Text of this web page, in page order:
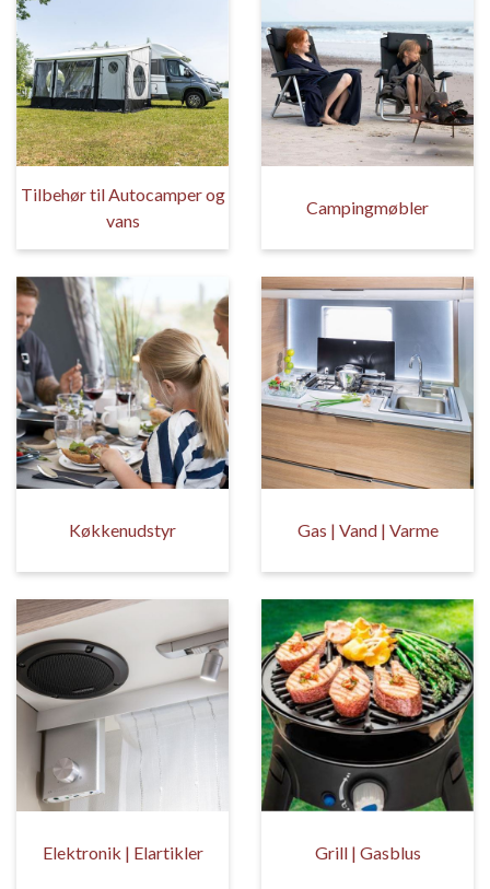
Tilbehør til Autocamper og
vans
Campingmøbler
Køkkenudstyr Gas | Vand | Varme
Elektronik | Elartikler Grill | Gasblus